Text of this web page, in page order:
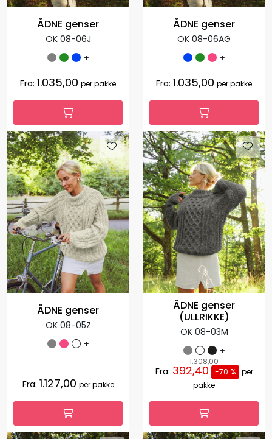
ÅDNE genser
OK 08-06J
+
Fra: 1.035,00 per pakke
ÅDNE genser
OK 08-06AG
+
Fra: 1.035,00 per pakke
ÅDNE genser
OK 08-05Z
+
Fra: 1.127,00 per pakke
ÅDNE genser
(ULLRIKKE)
OK 08-03M
+
1.308,00
Fra: 392,40 -70 %
per
pakke